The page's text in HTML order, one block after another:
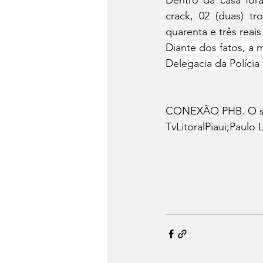
crack, 02 (duas)
quarenta e três
Diante dos fatos, a
Delegacia da
CONEXÃO PHB. O
TvLitoralPiaui;Paulo